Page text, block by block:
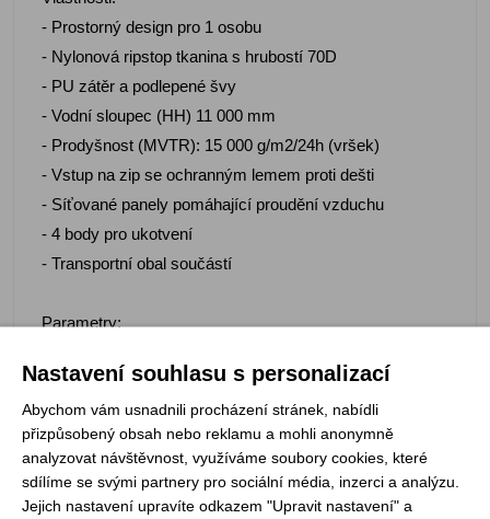
- Prostorný design pro 1 osobu
- Nylonová ripstop tkanina s hrubostí 70D
- PU zátěr a podlepené švy
- Vodní sloupec (HH) 11 000 mm
- Prodyšnost (MVTR): 15 000 g/m2/24h (vršek)
- Vstup na zip se ochranným lemem proti dešti
- Síťované panely pomáhající proudění vzduchu
- 4 body pro ukotvení
- Transportní obal součástí
Parametry:
- Rozměr rozbaleného přístřešku: 2500 × 620 - 950 mm
(hlava-nohy)
- Rozměr sbaleného přístřešku: 235 × 120 mm
- Vodní sloupec (HH) 11 000 mm
- Prodyšnost (MVTR): 15 000 g/m2/24h (vršek)
Nastavení souhlasu s personalizací
Abychom vám usnadnili procházení stránek, nabídli
přizpůsobený obsah nebo reklamu a mohli anonymně
analyzovat návštěvnost, využíváme soubory cookies, které
sdílíme se svými partnery pro sociální média, inzerci a analýzu.
Jejich nastavení upravíte odkazem "Upravit nastavení" a